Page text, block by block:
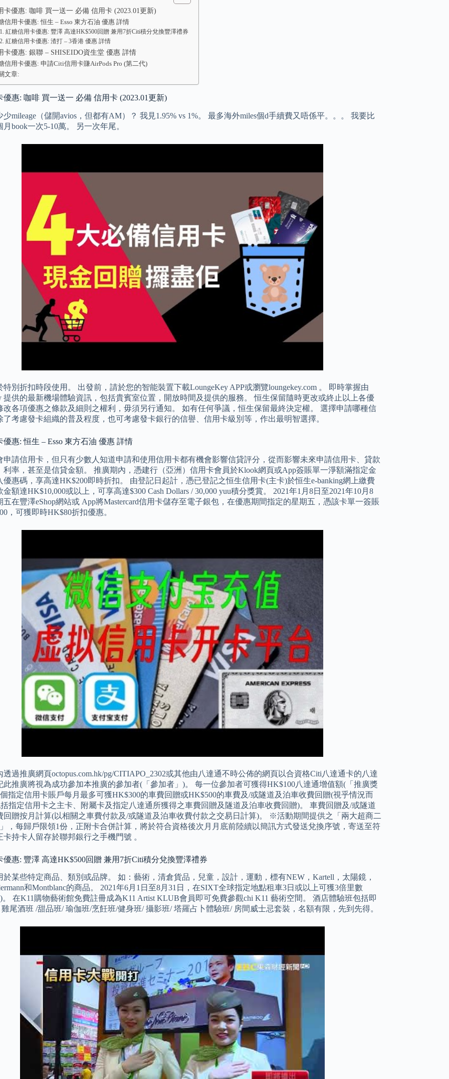
卡優惠: 咖啡 買一送一 必備 信用卡 (2023.01更新)
信用卡優惠: 恒生 – Esso 東方石油 優惠 詳情
紅糖信用卡優惠: 豐澤 高達HK$500回贈 兼用7折Citi積分兌換豐澤禮券
紅糖信用卡優惠: 渣打 – 3香港 優惠 詳情
卡優惠: 銀聯 – SHISEIDO資生堂 優惠 詳情
信用卡優惠: 申請Citi信用卡賺AirPods Pro (第二代)
文章:
優惠: 咖啡 買一送一 必備 信用卡 (2023.01更新)
少mileage（儲開avios，但都有AM）？ 我見1.95% vs 1%。 最多海外miles個d手續費又唔係平。。。 我要比
book一次5-10萬。 另一次年尾。
特別折扣時段使用。 出發前，請於您的智能裝置下載LoungeKey APP或瀏覽loungekey.com 。 即時掌握由
提供的最新機場體驗資訊，包括貴賓室位置，開放時間及提供的服務。 恒生保留隨時更改或終止以上各優
改各項優惠之條款及細則之權利，毋須另行通知。 如有任何爭議，恒生保留最終決定權。 選擇申請哪種信
了考慮發卡組織的普及程度，也可考慮發卡銀行的信譽、信用卡級別等，作出最明智選擇。
優惠: 恒生 – Esso 東方石油 優惠 詳情
申請信用卡，但只有少數人知道申請和使用信用卡都有機會影響信貸評分，從而影響未來申請信用卡、貸款
利率，甚至是信貸金額。 推廣期內，憑建行（亞洲）信用卡會員於Klook網頁或App簽賬單一淨額滿指定金
優惠碼，享高達HK$200即時折扣。 由登記日起計，憑已登記之恒生信用卡(主卡)於恒生e-banking網上繳費
金額達HK$10,000或以上，可享高達$300 Cash Dollars / 30,000 yuu積分獎賞。 2021年1月8日至2021年10月8
五在豐澤eShop網站或 App將Mastercard信用卡儲存至電子銀包，在優惠期間指定的星期五，憑該卡單一簽賬
，可獲即時HK$80折扣優惠。
透過推廣網頁octopus.com.hk/pg/CITIAPO_2302或其他由八達通不時公佈的網頁以合資格Citi八達通卡的八達
此推廣將視為成功參加本推廣的參加者(「參加者」)。 每一位參加者可獲得HK$100八達通增值額(「推廣獎
指定信用卡賬戶每月最多可獲HK$300的車費回贈或HK$500的車費及/或隧道及泊車收費回贈(視乎情況而
指定信用卡之主卡、附屬卡及指定八達通所獲得之車費回贈及隧道及泊車收費回贈)。 車費回贈及/或隧道
回贈按月計算(以相關之車費付款及/或隧道及泊車收費付款之交易日計算)。 ※活動期間提供之「兩大超商二
，每歸戶限領1份，正附卡合併計算，將於符合資格後次月月底前陸續以簡訊方式發送兌換序號，寄送至符
卡持卡人留存於聯邦銀行之手機門號 。
優惠: 豐澤 高達HK$500回贈 兼用7折Citi積分兌換豐澤禮券
於某些特定商品、類別或品牌。 如：藝術，清倉貨品，兒童，設計，運動，標有NEW，Kartell，太陽鏡，
和Montblanc的商品。 2021年6月1日至8月31日，在SIXT全球指定地點租車3日或以上可獲3倍里數
。 在K11購物藝術館免費註冊成為K11 Artist KLUB會員即可免費參觀chi K11 藝術空間。 酒店體驗班包括即
尾酒班 /甜品班/ 瑜伽班/烹飪班/健身班/ 攝影班/ 塔羅占卜體驗班/ 房間威士忌套裝，名額有限，先到先得。